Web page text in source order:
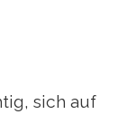
sich auf